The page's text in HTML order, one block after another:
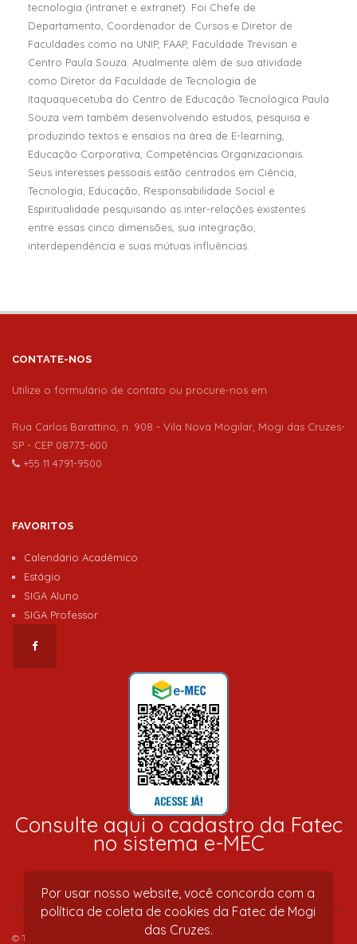
tecnologia (intranet e extranet). Foi Chefe de
Departamento, Coordenador de Cursos e Diretor de
Faculdades como na UNIP, FAAP, Faculdade Trevisan e
Centro Paula Souza. Atualmente além de sua atividade
como Diretor da Faculdade de Tecnologia de
Itaquaquecetuba do Centro de Educação Tecnológica Paula
Souza vem também desenvolvendo estudos, pesquisa e
produzindo textos e ensaios na área de E-learning,
Educação Corporativa, Competências Organizacionais.
Seus interesses pessoais estão centrados em Ciência,
Tecnologia, Educação, Responsabilidade Social e
Espiritualidade pesquisando as inter-relações existentes
entre essas cinco dimensões, sua integração,
interdependência e suas mútuas influências.
CONTATE-NOS
Utilize o formulário de contato ou procure-nos em
Rua Carlos Barattino, n. 908 - Vila Nova Mogilar, Mogi das Cruzes-
SP - CEP 08773-600
+55 11 4791-9500
FAVORITOS
Calendário Acadêmico
Estágio
SIGA Aluno
SIGA Professor
Consulte aqui o cadastro da Fatec
no sistema e-MEC
© Todos os direitos reservados 2018. Desenvolvido por
Por usar nosso website, você concorda com a
política de coleta de cookies da Fatec de Mogi
das Cruzes.